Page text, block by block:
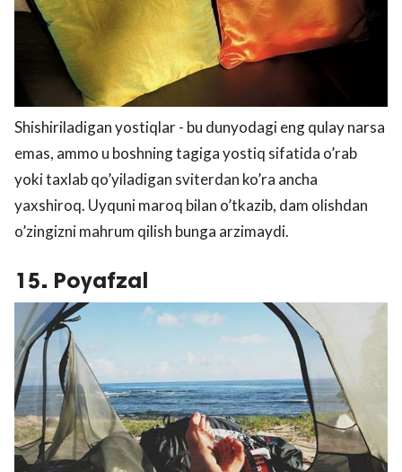
Shishiriladigan yostiqlar - bu dunyodagi eng qulay narsa
emas, ammo u boshning tagiga yostiq sifatida o’rab
yoki taxlab qo’yiladigan sviterdan ko’ra ancha
yaxshiroq. Uyquni maroq bilan o’tkazib, dam olishdan
o’zingizni mahrum qilish bunga arzimaydi.
15. Poyafzal